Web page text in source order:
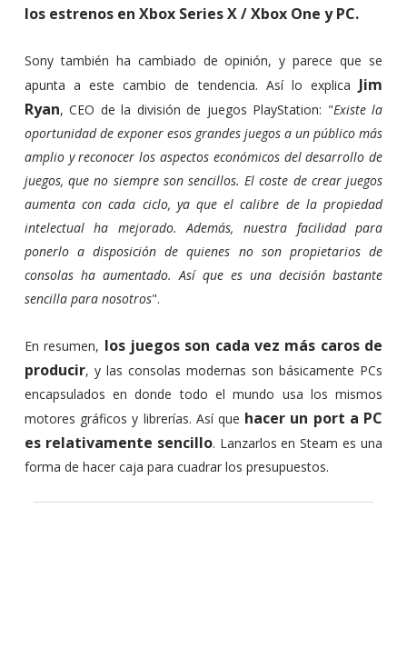
los estrenos en Xbox Series X / Xbox One y PC.
Sony también ha cambiado de opinión, y parece que se
apunta a este cambio de tendencia. Así lo explica Jim
Ryan, CEO de la división de juegos PlayStation: "Existe la
oportunidad de exponer esos grandes juegos a un público más
amplio y reconocer los aspectos económicos del desarrollo de
juegos, que no siempre son sencillos. El coste de crear juegos
aumenta con cada ciclo, ya que el calibre de la propiedad
intelectual ha mejorado. Además, nuestra facilidad para
ponerlo a disposición de quienes no son propietarios de
consolas ha aumentado. Así que es una decisión bastante
sencilla para nosotros".
En resumen, los juegos son cada vez más caros de
producir, y las consolas modernas son básicamente PCs
encapsulados en donde todo el mundo usa los mismos
motores gráficos y librerías. Así que hacer un port a PC
es relativamente sencillo. Lanzarlos en Steam es una
forma de hacer caja para cuadrar los presupuestos.